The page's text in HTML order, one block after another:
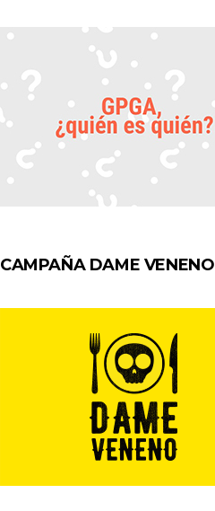
CAMPAÑA DAME VENENO